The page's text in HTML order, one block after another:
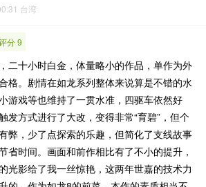
台湾
分 9
二十小时白金，体量略小的作品，单作为外
格。剧情在如龙系列整体来说算是不错的水
游戏等也维持了一贯水准，四驱车依然好
发方式进行了大改，变得非常“育碧”，但个
弊，少了点探索的乐趣，但简化了支线故事
省时间。画面和前作相比有了不小的提升，
光影给了我一丝惊艳，这两年世嘉的技术力